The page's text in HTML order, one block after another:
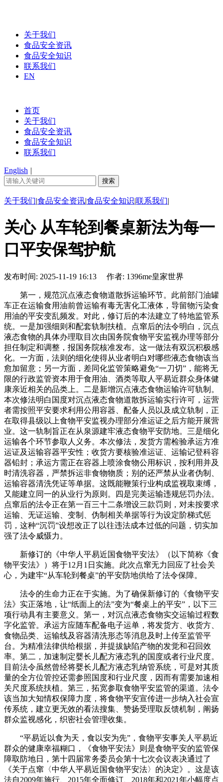
关于我们
食品安全资讯
食品安全知识
联系我们
EN
首页
关于我们
食品安全资讯
食品安全知识
联系我们
English |
关于我们|食品安全资讯|食品安全知识|联系我们|
关心 从车轮到餐桌新法为每一
口平安保驾护航
发布时间: 2025-11-19 16:13 作者: 1396me皇家世界
第一，规范沉点液态食物道散拆运输环节。此前部门油罐
车正在运输食用油前曾运输有毒无害化工液体，导留物污染食
用油的平安变乱频发。对此，修订后的本法建立了特地监管系
统。一是加强细则和配套轨制扶植。点窜后的法令明白，沉点
液态食物的具体办理取目次由国务院食物平安监视办理等部分
担任制定和调整，报国务院核准发布。这一做法有双沉积极感
化。一方面，法则的细化使得从业者明白对哪些液态食物该当
愈加留意；另一方面，差同化监管策略避免“一刀切”，能将无
限的行政监管资本用于食用油、酒类等取人平易近群众身体健
康亲近相关的品类上。二是新增沉点液态食物运输许可轨制。
本次修法明白国度对沉点液态食物道散拆运输实行许可，运营
者需按照平安要求利用公用容器、配备人员以及成立轨制，正
在取得县级以上食物平安监视办理部分准运证之后方能开展营
业。这一轨制旨正在从泉源建牢液态食物平安防地。三是细化
运输各个环节参取人义务。本次修法，发货方需检验承运方准
运证及运输容器平安性；收货方要核验准运证、运输记登科容
器铅封；承运方需正在容器上喷涂食物公用标识，按利用并及
时清洗容器，严禁拆运非食物物质；别的还严禁从业者伪制、
运输容器清洗凭证等单据。这既能鞭策行业构成监视取束缚，
又能建立同一的从业行为原则。四是完美运输违规惩罚办法。
点窜后的法令正在第一百三十二条增设三款罚则，对未按要求
运输、无证运输、变制、伪制相关单据等行为设定阶梯式惩
罚，这种“沉罚”设想改正了以往违法成本过低的问题，切实加
强了法令威慑力。
新修订的《中华人平易近国食物平安法》（以下简称《食
物平安法》）将于12月1日实施。此次点窜无力回应了社会关
心，为建牢“从车轮到餐桌”的平安防地供给了法令保障。
法令的生命力正在于实施。为了确保新修订的《食物平安
法》实正落地，让“纸面上的法”变为“餐桌上的平安”，以下三
项行动具有主要意义。第一，对沉点液态食物实交运输过程数
字化监管。承运方应随车配备电子运单，将发货方、收货方、
食物品类、运输线及容器清洗形态等消息及时上传至监管平
台。为精准法律供给根据，并提拔缺陷产物的发觉和召回效
率。第二，加速制定婴长儿配方液态乳的国度或者行业尺度。
目前法令虽然曾经将婴长儿配方液态乳纳管系统，可是对其质
量的全方位管控还需参照国度和行业尺度，因而有需要加速相
关尺度系统扶植。第三，拓宽参取食物平安监管的渠道。法令
该当加大知情权保障力度，将食物平安宣传进一步纳入社会宣
传系统，建立更无效的看法搜集、赞扬受理取反馈机制，阐扬
群众监视感化，织密社会管理收集。
“平易近以食为天，食以安为先”，食物平安事关人平易近
群众的健康幸福糊口，《食物平安法》则是食物平安的监管保
障取防地日，第十四届常务委员会第十七次会议表决通过了
《关于点窜〈中华人平易近国食物平安法〉的决定》。这是该
法自2009年施行、2015年全面修订、2018年和2021年小幅度点